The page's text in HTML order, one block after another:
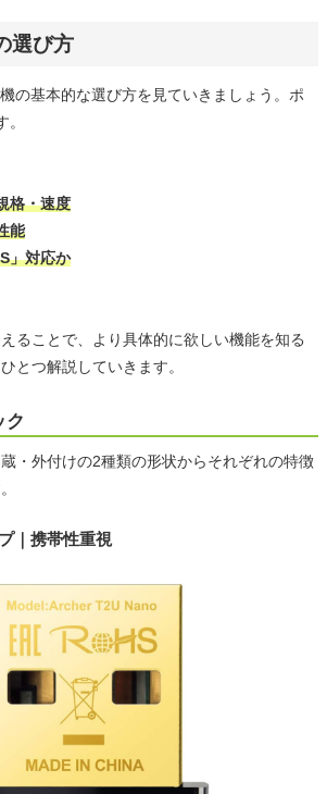
選び方
の基本的な選び方を見ていきましょう。ポ
格・速度
能
」対応か
ることで、より具体的に欲しい機能を知る
とつ解説していきます。
ク
・外付けの2種類の形状からそれぞれの特徴
｜携帯性重視